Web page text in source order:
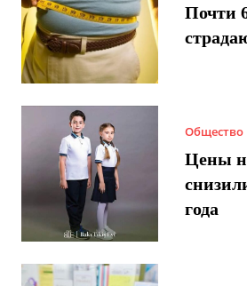
Почти
Общество
Цены
года